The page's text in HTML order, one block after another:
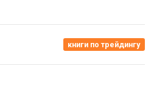
книги по трейдингу